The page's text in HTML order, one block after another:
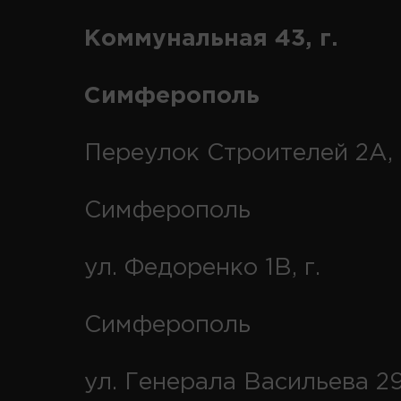
Коммунальная 43, г.
Симферополь
Переулок Строителей 2А,
Симферополь
ул. Федоренко 1В, г.
Симферополь
ул. Генерала Васильева